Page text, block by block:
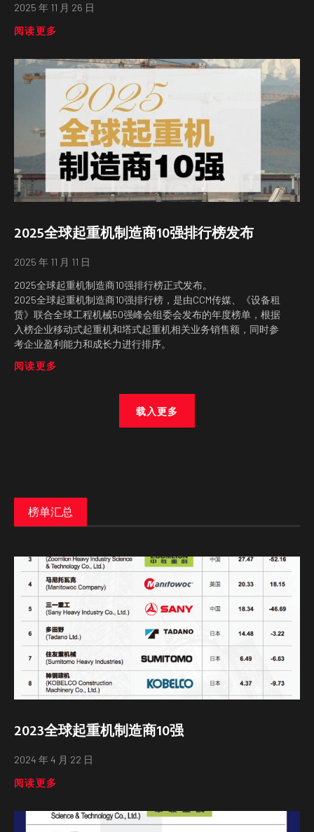
阅读更多
2025全球起重机制造商10强排行榜发布
2025全球起重机制造商10强排行榜正式发布。
2025全球起重机制造商10强排行榜，是由CCM传媒、《设备租
赁》联合全球工程机械50强峰会组委会发布的年度榜单，根据
入榜企业移动式起重机和塔式起重机相关业务销售额，同时参
阅读更多
载入更多
榜单汇总
2023全球起重机制造商10强
阅读更多